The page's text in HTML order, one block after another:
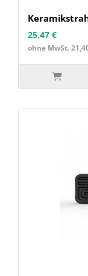
25,47 €
ohne MwSt.